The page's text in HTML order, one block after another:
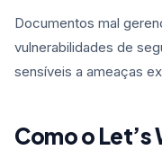
Documentos mal
vulnerabilidades de
sensíveis a ameaças
Como o Let’s